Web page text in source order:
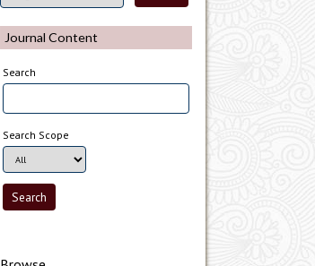
Journal Content
Search
Search Scope